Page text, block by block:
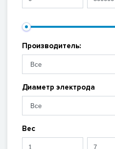
Производитель:
Диаметр электрода
Вес